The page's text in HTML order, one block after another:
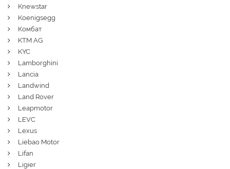
Knewstar
Koenigsegg
Комбат
KTM AG
KYC
Lamborghini
Lancia
Landwind
Land Rover
Leapmotor
LEVC
Lexus
Liebao Motor
Lifan
Ligier